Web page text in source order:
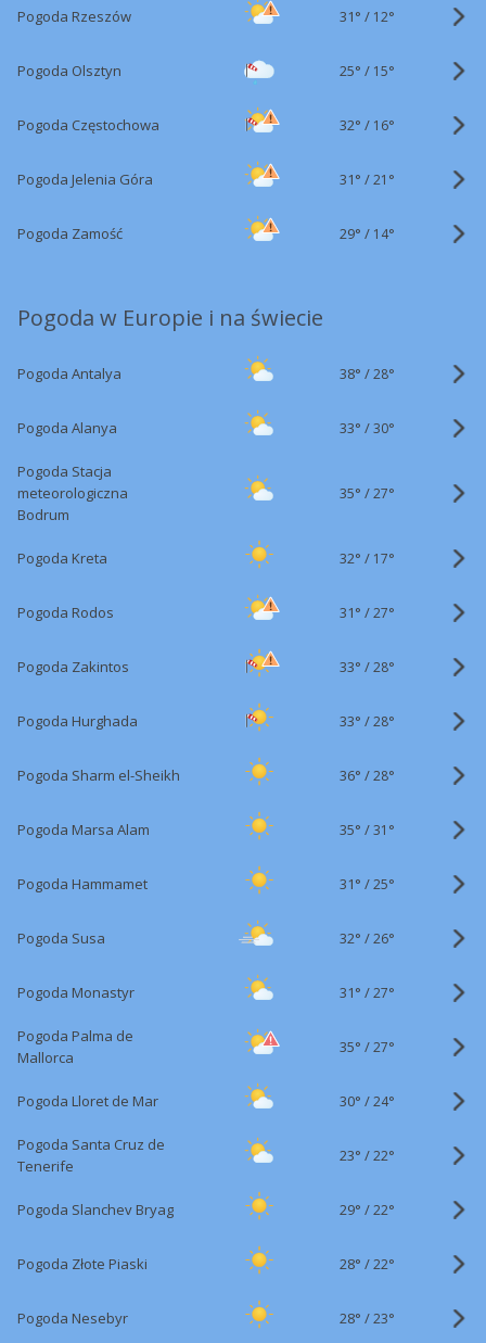
Pogoda Rzeszów 31° / 12°
Pogoda Olsztyn 25° / 15°
Pogoda Częstochowa 32° / 16°
Pogoda Jelenia Góra 31° /21°
Pogoda Zamość 29° / 14°
Pogoda w Europie i na świecie
Pogoda Antalya 38° /28°
Pogoda Alanya 33° /30°
Pogoda Stacja
meteorologiczna
Bodrum
35° /27°
Pogoda Kreta 32° / 17°
Pogoda Rodos 31° /27°
Pogoda Zakintos 33° /28°
Pogoda Hurghada 33° /28°
Pogoda Sharm el-Sheikh 36° /28°
Pogoda Marsa Alam 35° /31°
Pogoda Hammamet 31° /25°
Pogoda Susa 32° /26°
Pogoda Monastyr 31° /27°
Pogoda Palma de
Mallorca
35° /27°
Pogoda Lloret de Mar 30° /24°
Pogoda Santa Cruz de
Tenerife
23° /22°
Pogoda Slanchev Bryag 29° /22°
Pogoda Złote Piaski 28° /22°
Pogoda Nesebyr 28° /23°